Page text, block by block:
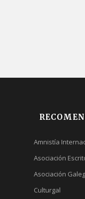
Amnistía
Asociación
Asociación
Culturgal